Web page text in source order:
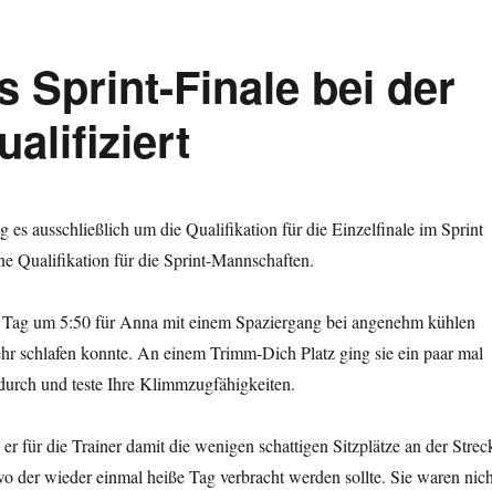
Sprint-Finale bei der
es ausschließlich um die Qualifikation für die Einzelfinale im Sprint
Qualifikation für die Sprint-Mannschaften.
um 5:50 für Anna mit einem Spaziergang bei angenehm kühlen
schlafen konnte. An einem Trimm-Dich Platz ging sie ein paar mal
und teste Ihre Klimmzugfähigkeiten.
für die Trainer damit die wenigen schattigen Sitzplätze an der
der wieder einmal heiße Tag verbracht werden sollte. Sie waren